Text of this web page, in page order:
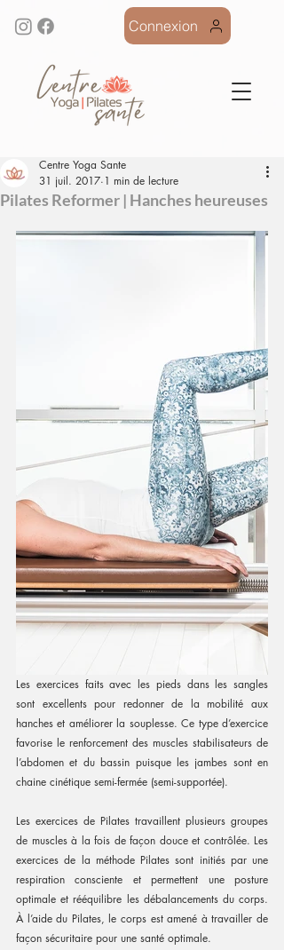
Connexion
Pilates Reformer | Hanches heureuses
Centre Yoga Sante
31 juil. 2017 1 min de lecture
Les exercices faits avec les pieds dans les sangles
sont excellents pour redonner de la mobilité aux
hanches et améliorer la souplesse. Ce type d’exercice
favorise le renforcement des muscles stabilisateurs de
l’abdomen et du bassin puisque les jambes sont en
chaine cinétique semi-fermée (semi-supportée).
Les exercices de Pilates travaillent plusieurs groupes
de muscles à la fois de façon douce et contrôlée. Les
exercices de la méthode Pilates sont initiés par une
respiration consciente et permettent une posture
optimale et rééquilibre les débalancements du corps.
À l’aide du Pilates, le corps est amené à travailler de
façon sécuritaire pour une santé optimale.